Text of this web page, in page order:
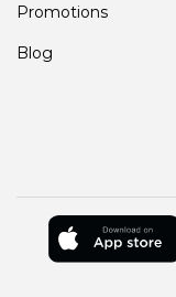
Promotions
Blog